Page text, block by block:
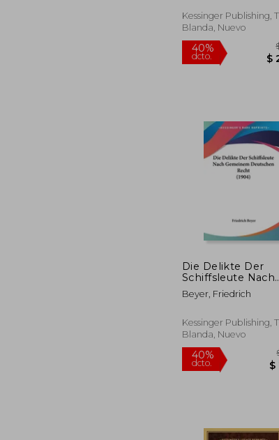
Kessinger Publishing,
Blanda, Nuevo
40%
dcto.
Die Delikte Der
Schiffsleute Nach
Gemeinem
Recht (1904) (en
Beyer, Friedrich
Kessinger Publishing,
Blanda, Nuevo